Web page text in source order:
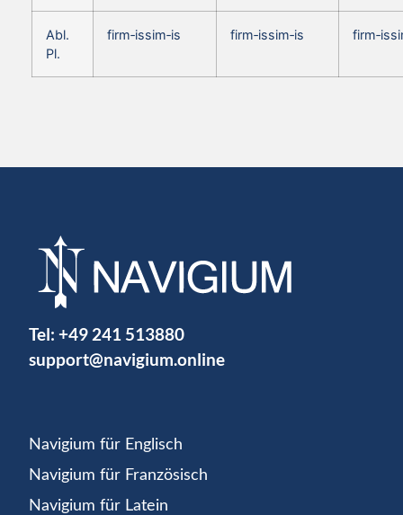
Abl.
Pl.
firm‑issim‑is firm‑issim‑is
Tel: +49 241 513880
support@navigium.online
Navigium für Englisch
Navigium für Französisch
Navigium für Latein